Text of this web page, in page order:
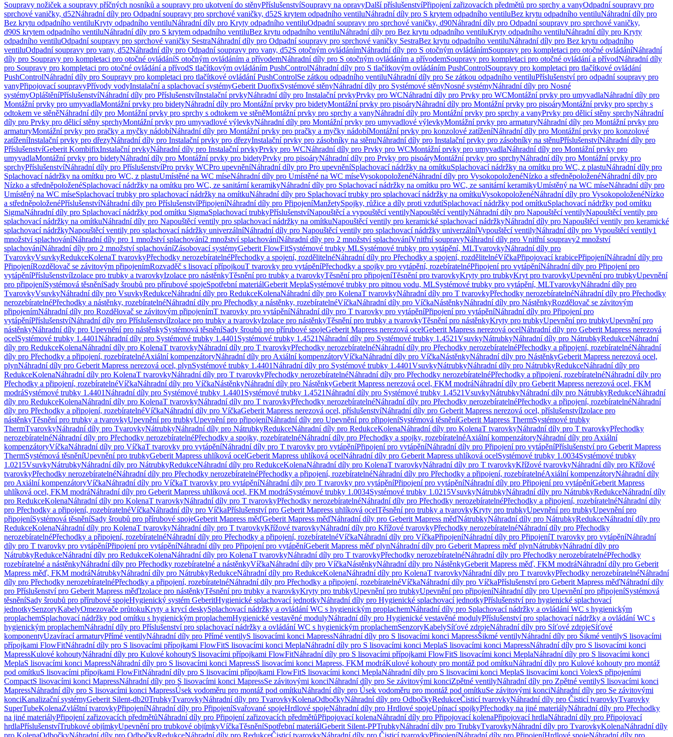
Soupravy nožiček a soupravy příčných nosníků a soupravy pro ukotvení do stěnyPříslušenstvíSoupravy na opravyDalší příslušenstvíPřipojení zařizovacích předmětů pro sprchy a vanyOdpadní soupravy pro
sprchové vaničky, d52Náhradní díly pro Odpadní soupravy pro sprchové vaničky, d52S krytem odpadního ventiluNáhradní díly pro S krytem odpadního ventiluBez krytu odpadního ventiluNáhradní díly pro
Bez krytu odpadního ventiluKryty odpadního ventiluNáhradní díly pro Kryty odpadního ventiluOdpadní soupravy pro sprchové vaničky, d90Náhradní díly pro Odpadní soupravy pro sprchové vaničky,
d90S krytem odpadního ventiluNáhradní díly pro S krytem odpadního ventiluBez krytu odpadního ventiluNáhradní díly pro Bez krytu odpadního ventiluKryty odpadního ventiluNáhradní díly pro Kryty
odpadního ventiluOdpadní soupravy pro sprchové vaničky SestraNáhradní díly pro Odpadní soupravy pro sprchové vaničky SestraBez krytu odpadního ventiluNáhradní díly pro Bez krytu odpadního
ventiluOdpadní soupravy pro vany, d52Náhradní díly pro Odpadní soupravy pro vany, d52S otočným ovládánímNáhradní díly pro S otočným ovládánímSoupravy pro kompletaci pro otočné ovládáníNáhradní
díly pro Soupravy pro kompletaci pro otočné ovládáníS otočným ovládáním a přívodemNáhradní díly pro S otočným ovládáním a přívodemSoupravy pro kompletaci pro otočné ovládání a přívodNáhradní díly
pro Soupravy pro kompletaci pro otočné ovládání a přívodS tlačítkovým ovládáním PushControlNáhradní díly pro S tlačítkovým ovládáním PushControlSoupravy pro kompletaci pro tlačítkové ovládání
PushControlNáhradní díly pro Soupravy pro kompletaci pro tlačítkové ovládání PushControlSe zátkou odpadního ventiluNáhradní díly pro Se zátkou odpadního ventiluPříslušenství pro odpadní soupravy pro
vanyPřipojovací soupravyPřívody vodyInstalační a splachovací systémyGeberit DuofixSystémové stěnyNáhradní díly pro Systémové stěnyNosné systémyNáhradní díly pro Nosné
systémyOpláštěníPříslušenstvíNáhradní díly pro PříslušenstvíInstalační prvkyNáhradní díly pro Instalační prvkyPrvky pro WCNáhradní díly pro Prvky pro WCMontážní prvky pro umyvadlaNáhradní díly pro
Montážní prvky pro umyvadlaMontážní prvky pro bidetyNáhradní díly pro Montážní prvky pro bidetyMontážní prvky pro pisoáryNáhradní díly pro Montážní prvky pro pisoáryMontážní prvky pro sprchy s
odtokem ve stěněNáhradní díly pro Montážní prvky pro sprchy s odtokem ve stěněMontážní prvky pro sprchy a vanyNáhradní díly pro Montážní prvky pro sprchy a vanyPrvky pro dělicí stěny sprchyNáhradní
díly pro Prvky pro dělicí stěny sprchyMontážní prvky pro umyvadlové výlevkyNáhradní díly pro Montážní prvky pro umyvadlové výlevkyMontážní prvky pro armaturyNáhradní díly pro Montážní prvky pro
armaturyMontážní prvky pro pračky a myčky nádobíNáhradní díly pro Montážní prvky pro pračky a myčky nádobíMontážní prvky pro konzolové zatíženíNáhradní díly pro Montážní prvky pro konzolové
zatíženíInstalační prvky pro dřezyNáhradní díly pro Instalační prvky pro dřezyInstalační prvky pro zásobníky na stěnuNáhradní díly pro Instalační prvky pro zásobníky na stěnuPříslušenstvíNáhradní díly pro
PříslušenstvíGeberit KombifixInstalační prvkyNáhradní díly pro Instalační prvkyPrvky pro WCNáhradní díly pro Prvky pro WCMontážní prvky pro umyvadlaNáhradní díly pro Montážní prvky pro
umyvadlaMontážní prvky pro bidetyNáhradní díly pro Montážní prvky pro bidetyPrvky pro pisoáryNáhradní díly pro Prvky pro pisoáryMontážní prvky pro sprchyNáhradní díly pro Montážní prvky pro
sprchyPříslušenstvíNáhradní díly pro PříslušenstvíPro prvky WCPro upevněníNáhradní díly pro Pro upevněníSplachovací nádržky na omítkuSplachovací nádržky na omítku pro WC, z plastuNáhradní díly pro
Splachovací nádržky na omítku pro WC, z plastuUmístěné na WC míseNáhradní díly pro Umístěné na WC míseVysokopoloženéNáhradní díly pro VysokopoloženéNízko a středněpoloženéNáhradní díly pro
Nízko a středněpoloženéSplachovací nádržky na omítku pro WC, ze sanitární keramikyNáhradní díly pro Splachovací nádržky na omítku pro WC, ze sanitární keramikyUmístěný na WC míseNáhradní díly pro
Umístěný na WC míseSplachovací trubky pro splachovací nádržky na omítkuNáhradní díly pro Splachovací trubky pro splachovací nádržky na omítkuVysokopoloženéNáhradní díly pro VysokopoloženéNízko
a středněpoloženéPříslušenstvíNáhradní díly pro PříslušenstvíPřipojeníNáhradní díly pro PřipojeníManžetySpojky, růžice a díly proti vzdutíSplachovací nádržky pod omítkuSplachovací nádržky pod omítku
SigmaNáhradní díly pro Splachovací nádržky pod omítku SigmaSplachovací trubkyPříslušenstvíNapouštěcí a vypouštěcí ventilyNapouštěcí ventilyNáhradní díly pro Napouštěcí ventilyNapouštěcí ventily pro
splachovací nádržky na omítkuNáhradní díly pro Napouštěcí ventily pro splachovací nádržky na omítkuNapouštěcí ventily pro keramické splachovací nádržkyNáhradní díly pro Napouštěcí ventily pro keramické
splachovací nádržkyNapouštěcí ventily pro splachovací nádržky univerzálníNáhradní díly pro Napouštěcí ventily pro splachovací nádržky univerzálníVypouštěcí ventilyNáhradní díly pro Vypouštěcí ventily1
množství splachováníNáhradní díly pro 1 množství splachování2 množství splachováníNáhradní díly pro 2 množství splachováníVnitřní soupravyNáhradní díly pro Vnitřní soupravy2 množství
splachováníNáhradní díly pro 2 množství splachováníZásobovací systémyGeberit FlowFitSystémové trubky MLSystémové trubky pro vytápění, MLTvarovkyNáhradní díly pro
TvarovkyVsuvkyRedukceKolenaT tvarovkyPřechodky nerozebíratelnéPřechodky a spojení, rozdělitelnéNáhradní díly pro Přechodky a spojení, rozdělitelnéVíčkaPřipojovací krabicePřipojeníNáhradní díly pro
PřipojeníRozdělovač se závitovým připojenímRozvaděč s lisovací přípojkouT tvarovky pro vytápěníPřechodky a spojky pro vytápění, rozebíratelnéPřipojení pro vytápěníNáhradní díly pro Připojení pro
vytápěníPříslušenstvíIzolace pro trubky a tvarovkyIzolace pro nástěnkyTěsnění pro trubky a tvarovkyTěsnění pro připojeníTěsnění pro tvarovkyKryty pro trubkyKryt pro tvarovkyUpevnění pro trubkyUpevnění
pro připojeníSystémová těsněníSady šroubů pro přírubové spojeSpotřební materiálGeberit MeplaSystémové trubky pro pitnou vodu, MLSystémové trubky pro vytápění, MLTvarovkyNáhradní díly pro
TvarovkyVsuvkyNáhradní díly pro VsuvkyRedukceNáhradní díly pro RedukceKolenaNáhradní díly pro KolenaT tvarovkyNáhradní díly pro T tvarovkyPřechodky nerozebíratelnéNáhradní díly pro Přechodky
nerozebíratelnéPřechodky a nástěnky, rozebíratelnéNáhradní díly pro Přechodky a nástěnky, rozebíratelnéVíčkaNáhradní díly pro VíčkaNástěnkyNáhradní díly pro NástěnkyRozdělovač se závitovým
připojenímNáhradní díly pro Rozdělovač se závitovým připojenímT tvarovky pro vytápěníNáhradní díly pro T tvarovky pro vytápěníPřipojení pro vytápěníNáhradní díly pro Připojení pro
vytápěníPříslušenstvíNáhradní díly pro PříslušenstvíIzolace pro trubky a tvarovkyIzolace pro nástěnkyTěsnění pro trubky a tvarovkyTěsnění pro nástěnkyKryty pro trubkyUpevnění pro trubkyUpevnění pro
nástěnkyNáhradní díly pro Upevnění pro nástěnkySystémová těsněníSady šroubů pro přírubové spojeGeberit Mapress nerezová ocelGeberit Mapress nerezová ocelNáhradní díly pro Geberit Mapress nerezová
ocelSystémové trubky 1.4401Náhradní díly pro Systémové trubky 1.4401 Systémové trubky 1.4521Náhradní díly pro Systémové trubky 1.4521VsuvkyNátrubkyNáhradní díly pro NátrubkyRedukceNáhradní
díly pro RedukceKolenaNáhradní díly pro KolenaT tvarovkyNáhradní díly pro T tvarovkyPřechodky nerozebíratelnéNáhradní díly pro Přechodky nerozebíratelnéPřechodky a připojení, rozebíratelnéNáhradní
díly pro Přechodky a připojení, rozebíratelnéAxiální kompenzátoryNáhradní díly pro Axiální kompenzátoryVíčkaNáhradní díly pro VíčkaNástěnkyNáhradní díly pro NástěnkyGeberit Mapress nerezová ocel,
plynNáhradní díly pro Geberit Mapress nerezová ocel, plynSystémové trubky 1.4401Náhradní díly pro Systémové trubky 1.4401VsuvkyNátrubkyNáhradní díly pro NátrubkyRedukceNáhradní díly pro
RedukceKolenaNáhradní díly pro KolenaT tvarovkyNáhradní díly pro T tvarovkyPřechodky nerozebíratelnéNáhradní díly pro Přechodky nerozebíratelnéPřechodky a připojení, rozebíratelnéNáhradní díly pro
Přechodky a připojení, rozebíratelnéVíčkaNáhradní díly pro VíčkaNástěnkyNáhradní díly pro NástěnkyGeberit Mapress nerezová ocel, FKM modráNáhradní díly pro Geberit Mapress nerezová ocel, FKM
modráSystémové trubky 1.4401Náhradní díly pro Systémové trubky 1.4401 Systémové trubky 1.4521Náhradní díly pro Systémové trubky 1.4521VsuvkyNátrubkyNáhradní díly pro NátrubkyRedukceNáhradní
díly pro RedukceKolenaNáhradní díly pro KolenaT tvarovkyNáhradní díly pro T tvarovkyPřechodky nerozebíratelnéNáhradní díly pro Přechodky nerozebíratelnéPřechodky a připojení, rozebíratelnéNáhradní
díly pro Přechodky a připojení, rozebíratelnéVíčkaNáhradní díly pro VíčkaGeberit Mapress nerezová ocel, příslušenstvíNáhradní díly pro Geberit Mapress nerezová ocel, příslušenstvíIzolace pro
nástěnkyTěsnění pro trubky a tvarovkyUpevnění pro trubkyUpevnění pro připojeníNáhradní díly pro Upevnění pro připojeníSystémová těsněníGeberit Mapress ThermSystémové trubky
ThermTvarovkyNáhradní díly pro TvarovkyNátrubkyNáhradní díly pro NátrubkyRedukceNáhradní díly pro RedukceKolenaNáhradní díly pro KolenaT tvarovkyNáhradní díly pro T tvarovkyPřechodky
nerozebíratelnéNáhradní díly pro Přechodky nerozebíratelnéPřechodky a spojky, rozebíratelnéNáhradní díly pro Přechodky a spojky, rozebíratelnéAxiální kompenzátoryNáhradní díly pro Axiální
kompenzátoryVíčkaNáhradní díly pro VíčkaT tvarovky pro vytápěníNáhradní díly pro T tvarovky pro vytápěníPřipojení pro vytápěníNáhradní díly pro Připojení pro vytápěníPříslušenství pro Geberit Mapress
ThermSystémová těsněníUpevnění pro trubkyGeberit Mapress uhlíková ocelGeberit Mapress uhlíková ocelNáhradní díly pro Geberit Mapress uhlíková ocelSystémové trubky 1.0034Systémové trubky
1.0215VsuvkyNátrubkyNáhradní díly pro NátrubkyRedukceNáhradní díly pro RedukceKolenaNáhradní díly pro KolenaT tvarovkyNáhradní díly pro T tvarovkyKřížové tvarovkyNáhradní díly pro Křížové
tvarovkyPřechodky nerozebíratelnéNáhradní díly pro Přechodky nerozebíratelnéPřechodky a připojení, rozebíratelnéNáhradní díly pro Přechodky a připojení, rozebíratelnéAxiální kompenzátoryNáhradní díly
pro Axiální kompenzátoryVíčkaNáhradní díly pro VíčkaT tvarovky pro vytápěníNáhradní díly pro T tvarovky pro vytápěníPřipojení pro vytápěníNáhradní díly pro Připojení pro vytápěníGeberit Mapress
uhlíková ocel, FKM modráNáhradní díly pro Geberit Mapress uhlíková ocel, FKM modráSystémové trubky 1.0034Systémové trubky 1.0215VsuvkyNátrubkyNáhradní díly pro NátrubkyRedukceNáhradní díly
pro RedukceKolenaNáhradní díly pro KolenaT tvarovkyNáhradní díly pro T tvarovkyPřechodky nerozebíratelnéNáhradní díly pro Přechodky nerozebíratelnéPřechodky a připojení, rozebíratelnéNáhradní díly
pro Přechodky a připojení, rozebíratelnéVíčkaNáhradní díly pro VíčkaPříslušenství pro Geberit Mapress uhlíková ocelTěsnění pro trubky a tvarovkyKryty pro trubkyUpevnění pro trubkyUpevnění pro
připojeníSystémová těsněníSady šroubů pro přírubové spojeGeberit Mapress měďGeberit Mapress měďNáhradní díly pro Geberit Mapress měďNátrubkyNáhradní díly pro NátrubkyRedukceNáhradní díly pro
RedukceKolenaNáhradní díly pro KolenaT tvarovkyNáhradní díly pro T tvarovkyKřížové tvarovkyNáhradní díly pro Křížové tvarovkyPřechodky nerozebíratelnéNáhradní díly pro Přechodky
nerozebíratelnéPřechodky a připojení, rozebíratelnéNáhradní díly pro Přechodky a připojení, rozebíratelnéVíčkaNáhradní díly pro VíčkaPřipojeníNáhradní díly pro PřipojeníT tvarovky pro vytápěníNáhradní
díly pro T tvarovky pro vytápěníPřipojení pro vytápěníNáhradní díly pro Připojení pro vytápěníGeberit Mapress měď plynNáhradní díly pro Geberit Mapress měď plynNátrubkyNáhradní díly pro
NátrubkyRedukceNáhradní díly pro RedukceKolenaNáhradní díly pro KolenaT tvarovkyNáhradní díly pro T tvarovkyPřechodky nerozebíratelnéNáhradní díly pro Přechodky nerozebíratelnéPřechodky
rozebíratelné a nástěnkyNáhradní díly pro Přechodky rozebíratelné a nástěnkyVíčkaNáhradní díly pro VíčkaNástěnkyNáhradní díly pro NástěnkyGeberit Mapress měď, FKM modráNáhradní díly pro Geberit
Mapress měď, FKM modráNátrubkyNáhradní díly pro NátrubkyRedukceNáhradní díly pro RedukceKolenaNáhradní díly pro KolenaT tvarovkyNáhradní díly pro T tvarovkyPřechodky nerozebíratelnéNáhradní
díly pro Přechodky nerozebíratelnéPřechodky a připojení, rozebíratelnéNáhradní díly pro Přechodky a připojení, rozebíratelnéVíčkaNáhradní díly pro VíčkaPříslušenství pro Geberit Mapress měďNáhradní díly
pro Příslušenství pro Geberit Mapress měďIzolace pro nástěnkyTěsnění pro trubky a tvarovkyKryty pro trubkyUpevnění pro trubkyUpevnění pro připojeníNáhradní díly pro Upevnění pro připojeníSystémová
těsněníSady šroubů pro přírubové spojeHygienický systém GeberitHygienické splachovací jednotkyNáhradní díly pro Hygienické splachovací jednotkyPříslušenství pro hygienické splachovací
jednotkySenzoryKabelyOmezovače průtokuKryty a krycí deskySplachovací nádržky a ovládání WC s hygienickým proplachemNáhradní díly pro Splachovací nádržky a ovládání WC s hygienickým
proplachemSplachovací nádržky pod omítku s hygienickým proplachemHygienické vestavěné modulyNáhradní díly pro Hygienické vestavěné modulyPříslušenství pro splachovací nádržky a ovládání WC s
hygienickým proplachemNáhradní díly pro Příslušenství pro splachovací nádržky a ovládání WC s hygienickým proplachemSenzoryKabelySíťové zdrojeNáhradní díly pro Síťové zdrojeSíťové
komponentyUzavírací armaturyPřímé ventilyNáhradní díly pro Přímé ventilyS lisovacími konci MapressNáhradní díly pro S lisovacími konci MapressŠikmé ventilyNáhradní díly pro Šikmé ventilyS lisovacími
přípojkami FlowFitNáhradní díly pro S lisovacími přípojkami FlowFitS lisovacími konci MeplaNáhradní díly pro S lisovacími konci MeplaS lisovacími konci MapressNáhradní díly pro S lisovacími konci
MapressKulové kohoutyNáhradní díly pro Kulové kohoutyS lisovacími přípojkami FlowFitNáhradní díly pro S lisovacími přípojkami FlowFitS lisovacími konci MeplaNáhradní díly pro S lisovacími konci
MeplaS lisovacími konci MapressNáhradní díly pro S lisovacími konci MapressS lisovacími konci Mapress, FKM modráKulové kohouty pro montáž pod omítkuNáhradní díly pro Kulové kohouty pro montáž
pod omítkuS lisovacími přípojkami FlowFitNáhradní díly pro S lisovacími přípojkami FlowFitS lisovacími konci MeplaNáhradní díly pro S lisovacími konci MeplaS lisovacími konci VolexS připojeními
CompactS lisovacími konci MapressNáhradní díly pro S lisovacími konci MapressSe závitovými konciNáhradní díly pro Se závitovými konciZpětné ventilyNáhradní díly pro Zpětné ventilyS lisovacími konci
MapressNáhradní díly pro S lisovacími konci MapressÚsek vodoměru pro montáž pod omítkuNáhradní díly pro Úsek vodoměru pro montáž pod omítkuSe závitovými konciNáhradní díly pro Se závitovými
konciKanalizační systémyGeberit Silent-db20TrubkyTvarovkyNáhradní díly pro TvarovkyKolenaOdbočkyNáhradní díly pro OdbočkyRedukceČisticí tvarovkyNáhradní díly pro Čisticí tvarovkyTvarovky
SuperTubeKolenaZvláštní tvarovkyPřipojeníNáhradní díly pro PřipojeníSvařované spojeHrdlové spojeNáhradní díly pro Hrdlové spojeUpínací spojkyPřechodky na jiné materiályNáhradní díly pro Přechodky
na jiné materiályPřipojení zařizovacích předmětůNáhradní díly pro Připojení zařizovacích předmětůPřipojovací kolenaNáhradní díly pro Připojovací kolenaPřipojovací hrdlaNáhradní díly pro Připojovací
hrdlaPříslušenstvíTrubkové objímkyUpevnění pro trubkové objímkyVíčkaTěsněníSpotřební materiálGeberit Silent-PPTrubkyNáhradní díly pro TrubkyTvarovkyNáhradní díly pro TvarovkyKolenaNáhradní díly
pro KolenaOdbočkyNáhradní díly pro OdbočkyRedukceNáhradní díly pro RedukceČisticí tvarovkyNáhradní díly pro Čisticí tvarovkyPřipojeníNáhradní díly pro PřipojeníHrdlové spojeNáhradní díly pro